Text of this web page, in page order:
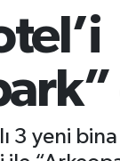
3 yeni